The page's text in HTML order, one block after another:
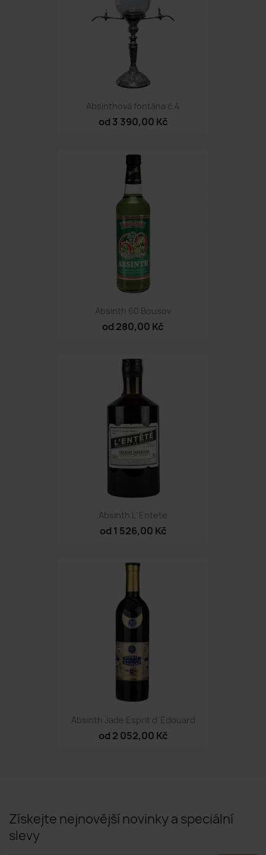
Absinthová fontána č.4
od 3 390,00 Kč
Absinth 60 Bousov
od 280,00 Kč
Absinth L´Entete
od 1 526,00 Kč
Absinth Jade Esprit d´Edouard
od 2 052,00 Kč
Získejte nejnovější novinky a speciální
slevy